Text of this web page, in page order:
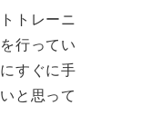
トレーニ
行ってい
すぐに手
と思って